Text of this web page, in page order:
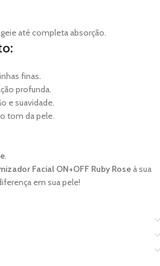
até completa absorção.
finas.
profunda.
e suavidade.
tom da pele.
.
Facial ON+OFF Ruby Rose à sua
em sua pele!